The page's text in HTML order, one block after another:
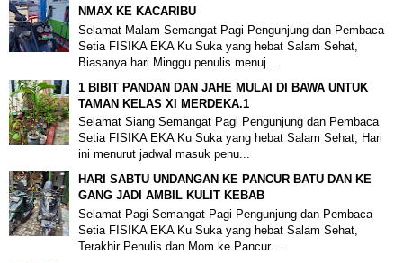
NMAX KE KACARIBU
Selamat Malam Semangat Pagi Pengunjung dan Pembaca
Setia FISIKA EKA Ku Suka yang hebat Salam Sehat,
Biasanya hari Minggu penulis menuj...
1 BIBIT PANDAN DAN JAHE MULAI DI BAWA UNTUK
TAMAN KELAS XI MERDEKA.1
Selamat Siang Semangat Pagi Pengunjung dan Pembaca
Setia FISIKA EKA Ku Suka yang hebat Salam Sehat, Hari
ini menurut jadwal masuk penu...
HARI SABTU UNDANGAN KE PANCUR BATU DAN KE
GANG JADI AMBIL KULIT KEBAB
Selamat Pagi Semangat Pagi Pengunjung dan Pembaca
Setia FISIKA EKA Ku Suka yang hebat Salam Sehat,
Terakhir Penulis dan Mom ke Pancur ...